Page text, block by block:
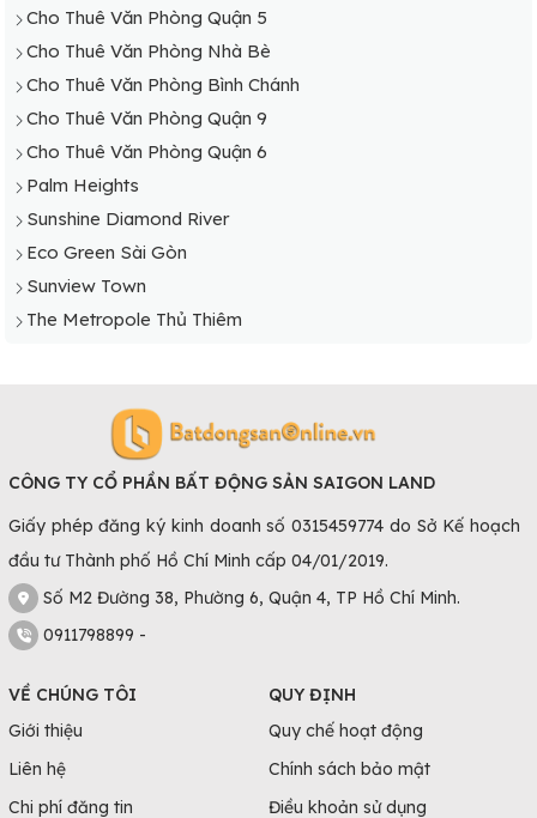
Cho Thuê Văn Phòng Quận 5
Cho Thuê Văn Phòng Nhà Bè
Cho Thuê Văn Phòng Bình Chánh
Cho Thuê Văn Phòng Quận 9
Cho Thuê Văn Phòng Quận 6
Palm Heights
Sunshine Diamond River
Eco Green Sài Gòn
Sunview Town
The Metropole Thủ Thiêm
CÔNG TY CỔ PHẦN BẤT ĐỘNG SẢN SAIGON LAND
Giấy phép đăng ký kinh doanh số 0315459774 do Sở Kế hoạch
đầu tư Thành phố Hồ Chí Minh cấp 04/01/2019.
Số M2 Đường 38, Phường 6, Quận 4, TP Hồ Chí Minh.
0911798899 -
VỀ CHÚNG TÔI
Giới thiệu
Liên hệ
Chi phí đăng tin
QUY ĐỊNH
Quy chế hoạt động
Chính sách bảo mật
Điều khoản sử dụng